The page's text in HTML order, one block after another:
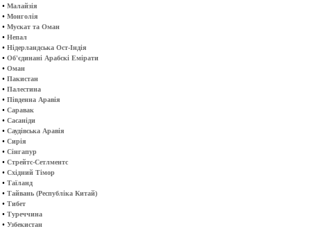
• Малайзія
• Монголія
• Мускат та Оман
• Непал
• Нідерландська Ост-Індія
• Об'єдинані Арабскі Емірати
• Оман
• Пакистан
• Палестина
• Південна Аравія
• Саравак
• Сасаніди
• Саудівська Аравія
• Сирія
• Сінгапур
• Стрейтс-Сетлментс
• Східний Тімор
• Таїланд
• Тайвань (Республіка Китай)
• Тибет
• Туреччина
• Узбекистан